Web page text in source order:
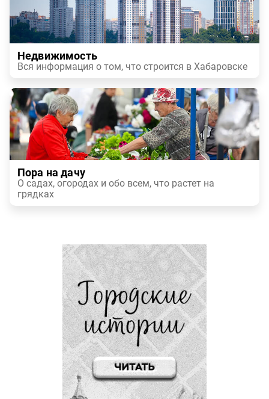
Недвижимость
Вся информация о том, что строится в Хабаровске
Пора на дачу
О садах, огородах и обо всем, что растет на
грядках